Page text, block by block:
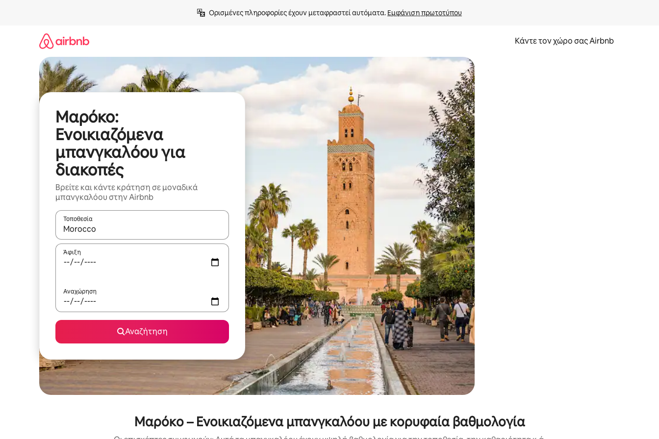
Ορισμένες πληροφορίες έχουν μεταφραστεί αυτόματα. Εμφάνιση πρωτοτύπου
Κάντε τον χώρο σας Airbnb
Μαρόκο:
Ενοικιαζόμενα
μπανγκαλόου για
διακοπές
Βρείτε και κάντε κράτηση σε μοναδικά
μπανγκαλόου στην Airbnb
Τοποθεσία
Όταν τα αποτελέσματα είναι διαθέσιμα, μπορείτε να πλοηγηθείτε στη σελίδα με τα κουμπιά πάνω και κάτω βέλους, να την εξερευνήσετε με την αφή ή να τη σύρετε με τα δάχτυλα.
Άφιξη
Αναχώρηση
Αναζήτηση
Μαρόκο – Ενοικιαζόμενα μπανγκαλόου με κορυφαία βαθμολογία